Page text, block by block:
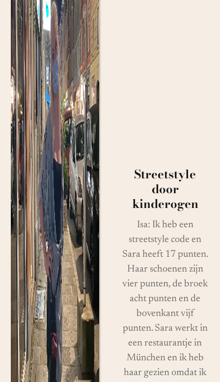
Streetstyle
door
kinderogen
Isa: Ik heb een
streetstyle code en
Sara heeft 17 punten.
Haar schoenen zijn
vier punten, de broek
acht punten en de
bovenkant vijf
punten. Sara werkt in
een restaurantje in
München en ik heb
haar gezien omdat ik